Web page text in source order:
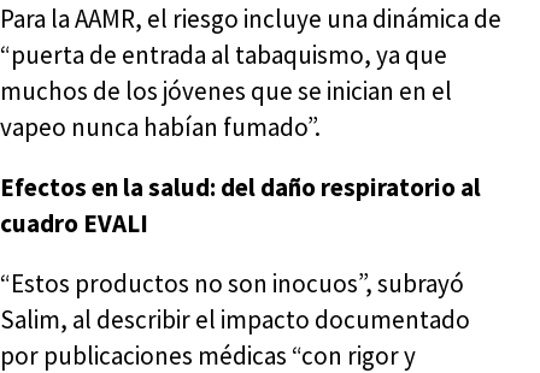
Para la AAMR, el riesgo incluye una dinámica de
“puerta de entrada al tabaquismo, ya que
muchos de los jóvenes que se inician en el
vapeo nunca habían fumado”.
Efectos en la salud: del daño respiratorio al
cuadro EVALI
“Estos productos no son inocuos”, subrayó
Salim, al describir el impacto documentado
por publicaciones médicas “con rigor y